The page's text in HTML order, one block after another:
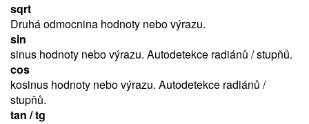
sqrt
Druhá odmocnina hodnoty nebo výrazu.
sin
sinus hodnoty nebo výrazu. Autodetekce radiánů / stupňů.
cos
kosinus hodnoty nebo výrazu. Autodetekce radiánů /
stupňů.
tan / tg